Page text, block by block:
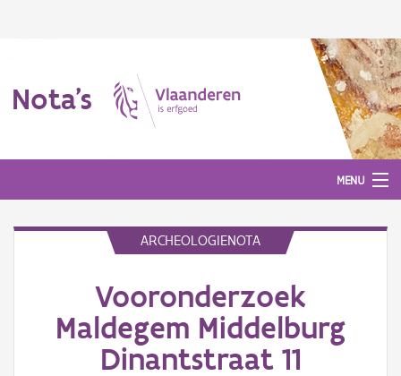
Nota's
MENU
ARCHEOLOGIENOTA
Vooronderzoek
Maldegem Middelburg
Dinantstraat 11